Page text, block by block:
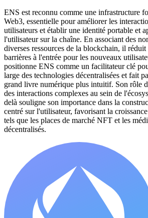
ENS est reconnu comme une infrastructure
Web3, essentielle pour améliorer les
utilisateurs et établir une identité portable et
l'utilisateur sur la chaîne. En associant des
diverses ressources de la blockchain, il
barrières à l'entrée pour les nouveaux
positionne ENS comme un facilitateur clé
large des technologies décentralisées et fait
grand livre numérique plus intuitif. Son rôle
des interactions complexes au sein de
delà souligne son importance dans la
centré sur l'utilisateur, favorisant la
tels que les places de marché NFT et les
décentralisés.